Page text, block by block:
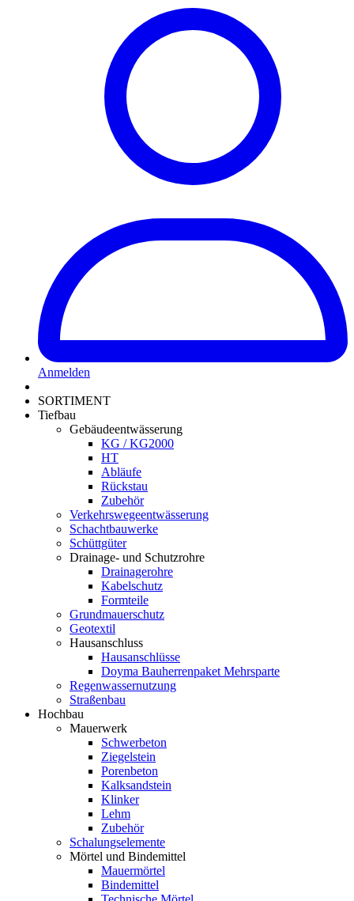
Anmelden
SORTIMENT
Tiefbau
Gebäudeentwässerung
KG / KG2000
HT
Abläufe
Rückstau
Zubehör
Verkehrswegeentwässerung
Schachtbauwerke
Schüttgüter
Drainage- und Schutzrohre
Drainagerohre
Kabelschutz
Formteile
Grundmauerschutz
Geotextil
Hausanschluss
Hausanschlüsse
Doyma Bauherrenpaket Mehrsparte
Regenwassernutzung
Straßenbau
Hochbau
Mauerwerk
Schwerbeton
Ziegelstein
Porenbeton
Kalksandstein
Klinker
Lehm
Zubehör
Schalungselemente
Mörtel und Bindemittel
Mauermörtel
Bindemittel